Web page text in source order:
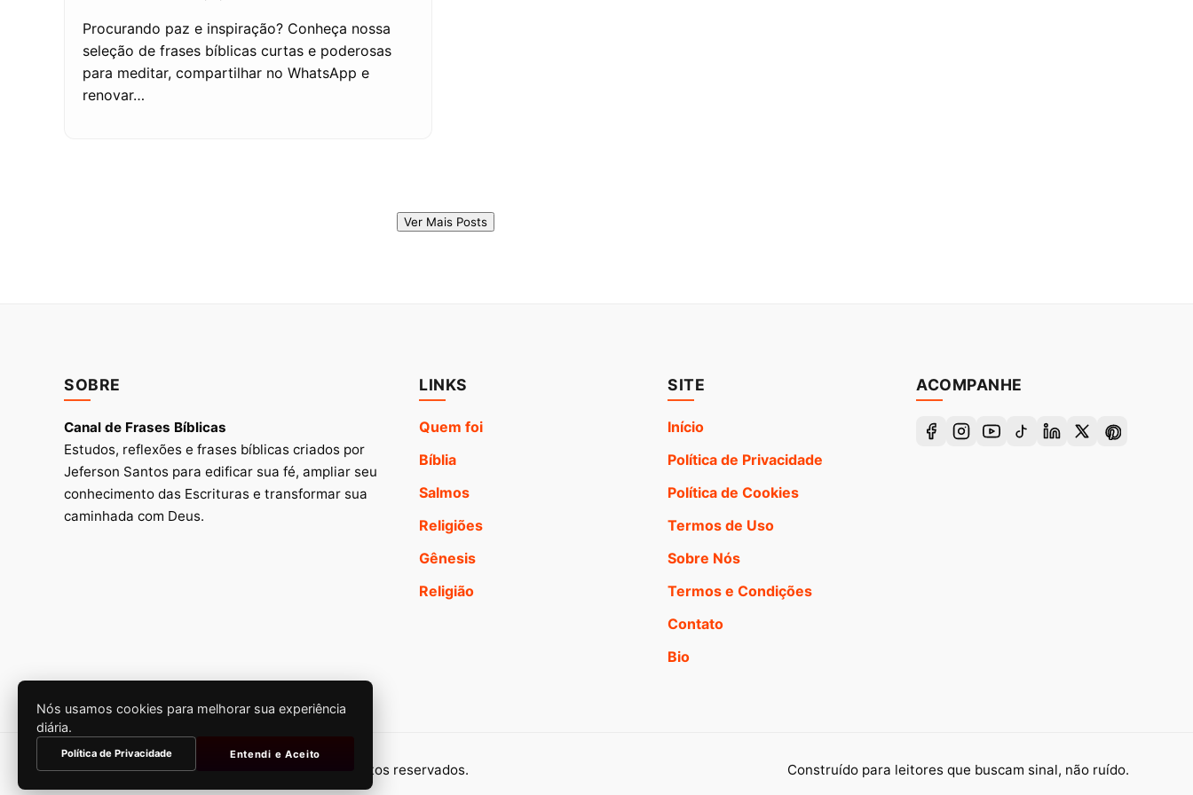
Procurando paz e inspiração? Conheça nossa
seleção de frases bíblicas curtas e poderosas
para meditar, compartilhar no WhatsApp e
renovar…
Ver Mais Posts
SOBRE
Canal de Frases Bíblicas
Estudos, reflexões e frases bíblicas criados por
Jeferson Santos para edificar sua fé, ampliar seu
conhecimento das Escrituras e transformar sua
caminhada com Deus.
LINKS
Quem foi
Bíblia
Salmos
Religiões
Gênesis
Religião
SITE
Início
Política de Privacidade
Política de Cookies
Termos de Uso
Sobre Nós
Termos e Condições
Contato
Bio
ACOMPANHE
© 2026 Canal de Frases Bíblicas. Todos os direitos reservados. Construído para leitores que buscam sinal, não ruído.
Nós usamos cookies para melhorar sua experiência
diária.
Política de Privacidade Entendi e Aceito